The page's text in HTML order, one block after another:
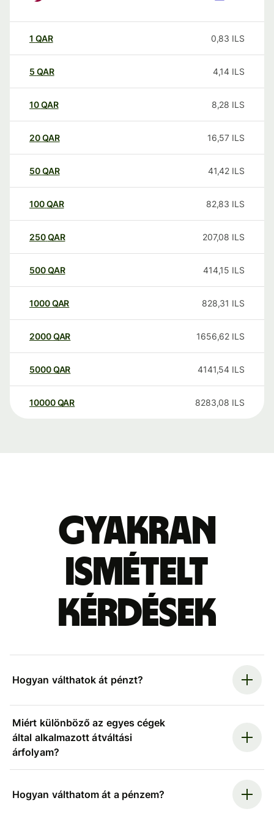
1 QAR 0,83 ILS
5 QAR 4,14 ILS
10QAR 8,28 ILS
20QAR 16,57 ILS
50QAR 41,42 ILS
100QAR 82,83 ILS
250QAR 207,08 ILS
500QAR 414,15 ILS
1000QAR 828,31 ILS
2000QAR 1656,62 ILS
5000QAR 4141,54 ILS
10000 QAR 8283,08 ILS
Gyakran
ismételt
kérdések
Hogyan válthatok át pénzt?
Miért különböző az egyes cégek
által alkalmazott átváltási
árfolyam?
Hogyan válthatom át a pénzem?